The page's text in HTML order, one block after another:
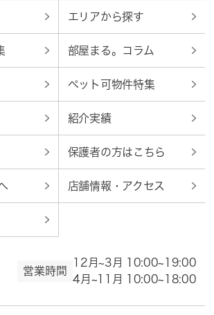
エリアから探す
部屋まる。コラム
ペット可物件特集
紹介実績
保護者の方はこちら
店舗情報・アクセス
営業時間
12月~3月 10:00~19:00
4月~11月 10:00~18:00